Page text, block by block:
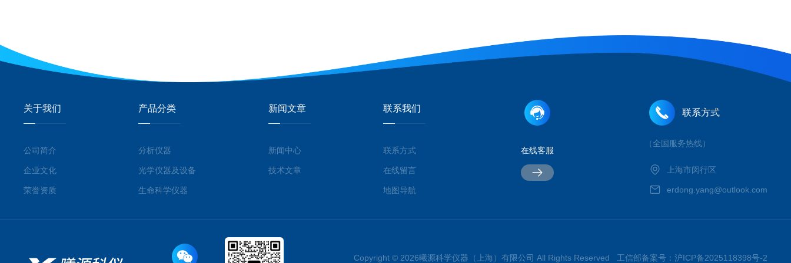
关于我们
公司简介
企业文化
荣誉资质
产品分类
分析仪器
光学仪器及设备
生命科学仪器
新闻文章
新闻中心
技术文章
联系我们
联系方式
在线留言
地图导航
在线客服
联系方式
（全国服务热线）
上海市闵行区
erdong.yang@outlook.com
Copyright © 2026曦源科学仪器（上海）有限公司 All Rights Reserved 工信部备案号： 沪ICP备2025118398号-2